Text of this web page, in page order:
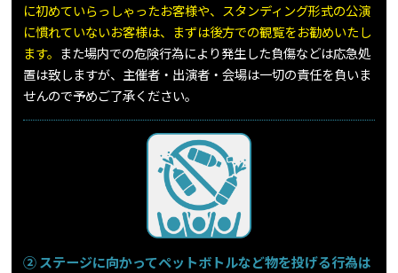
に初めていらっしゃったお客様や、スタンディング形式の公演
に慣れていないお客様は、まずは後方での観覧をお勧めいたし
ます。 また場内での危険行為により発生した負傷などは応急処
置は致しますが、主催者・出演者・会場は一切の責任を負いま
せんので予めご了承ください。
② ステージに向かってペットボトルなど物を投げる行為は